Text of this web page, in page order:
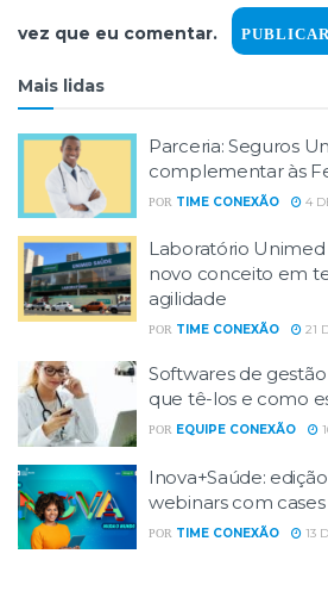
vez que eu comentar.
Mais lidas
Parceria: Seguros
complementar às
POR TIME CONEXÃO 4
Laboratório
novo conceito em
agilidade
POR TIME CONEXÃO 21
Softwares de
que tê-los e como
POR EQUIPE CONEXÃO
Inova+Saúde:
webinars com
POR TIME CONEXÃO 13